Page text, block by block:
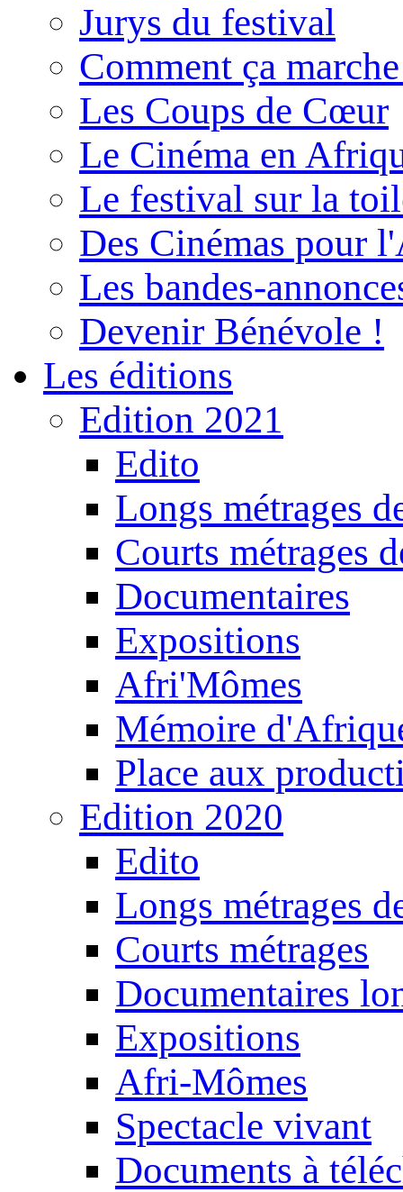
Jurys du festival
Comment ça
Les Coups de Cœur
Le Cinéma en
Le festival sur la
Des Cinémas pour
Les bandes-
Devenir Bénévole !
Les éditions
Edition 2021
Edito
Longs métrages
Courts métrages
Documentaires
Expositions
Afri'Mômes
Mémoire
Place aux
Edition 2020
Edito
Longs métrages
Courts métrages
Documentaires
Expositions
Afri-Mômes
Spectacle vivant
Documents à